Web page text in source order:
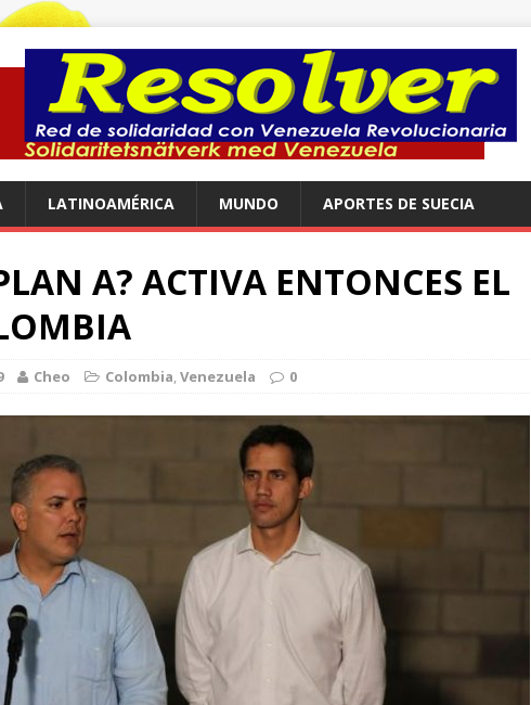
LATINOAMÉRICA MUNDO APORTES DE SUECIA
A? ACTIVA ENTONCES EL
Cheo Colombia,Venezuela 0